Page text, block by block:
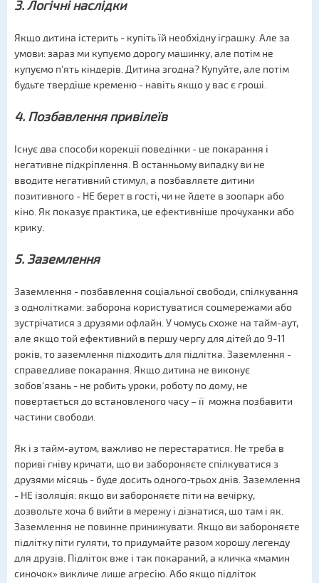
3. Логічні наслідки
Якщо дитина істерить - купіть їй необхідну іграшку. Але за
умови: зараз ми купуємо дорогу машинку, але потім не
купуємо п'ять кіндерів. Дитина згодна? Купуйте, але потім
будьте твердіше кременю - навіть якщо у вас є гроші.
4. Позбавлення привілеїв
Існує два способи корекції поведінки - це покарання і
негативне підкріплення. В останньому випадку ви не
вводите негативний стимул, а позбавляєте дитини
позитивного - НЕ берет в гості, чи не йдете в зоопарк або
кіно. Як показує практика, це ефективніше прочуханки або
крику.
5. Заземлення
Заземлення - позбавлення соціальної свободи, спілкування
з однолітками: заборона користуватися соцмережами або
зустрічатися з друзями офлайн. У чомусь схоже на тайм-аут,
але якщо той ефективний в першу чергу для дітей до 9-11
років, то заземлення підходить для підлітка. Заземлення -
справедливе покарання. Якщо дитина не виконує
зобов'язань - не робить уроки, роботу по дому, не
повертається до встановленого часу – її можна позбавити
частини свободи.
Як і з тайм-аутом, важливо не перестаратися. Не треба в
пориві гніву кричати, що ви забороняєте спілкуватися з
друзями місяць - буде досить одного-трьох днів. Заземлення
- НЕ ізоляція: якщо ви забороняєте піти на вечірку,
дозвольте хоча б вийти в мережу і дізнатися, що там і як.
Заземлення не повинне принижувати. Якщо ви забороняєте
підлітку піти гуляти, то придумайте разом хорошу легенду
для друзів. Підліток вже і так покараний, а кличка «мамин
синочок» викличе лише агресію. Або якщо підліток